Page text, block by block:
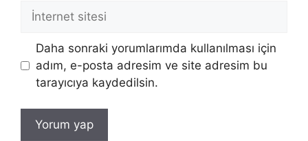
İnternet
sitesi
Daha sonraki yorumlarımda kullanılması için
adım, e-posta adresim ve site adresim bu
tarayıcıya kaydedilsin.